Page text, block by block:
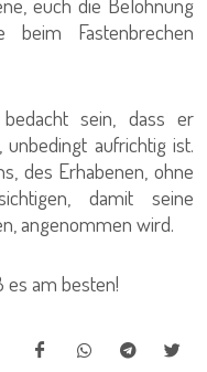
beim Fastenbrechen
sein, dass er
aufrichtig ist.
des Erhabenen, ohne
damit seine
angenommen wird.
es am besten!